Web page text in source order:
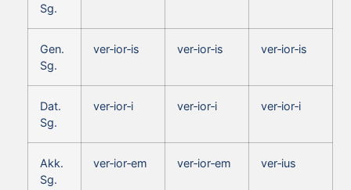
Sg.
Gen.
Sg.
ver‑ior‑is ver‑ior‑is ver‑ior‑is
Dat.
Sg.
ver‑ior‑i ver‑ior‑i ver‑ior‑i
Akk.
Sg.
ver‑ior‑em ver‑ior‑em ver‑ius